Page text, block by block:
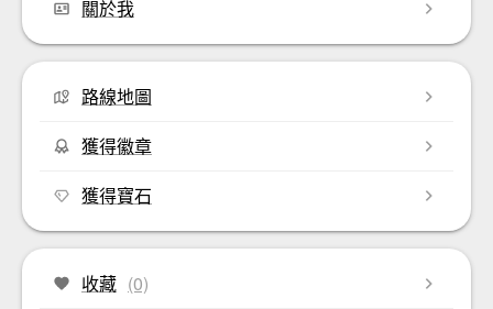
關於我
路線地圖
獲得徽章
獲得寶石
收藏 (0)